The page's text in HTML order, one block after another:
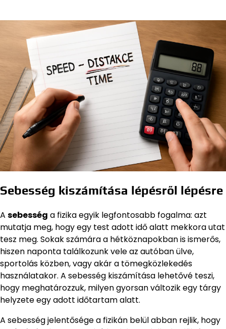
Sebesség kiszámítása lépésről lépésre
A sebesség a fizika egyik legfontosabb fogalma: azt
mutatja meg, hogy egy test adott idő alatt mekkora utat
tesz meg. Sokak számára a hétköznapokban is ismerős,
hiszen naponta találkozunk vele az autóban ülve,
sportolás közben, vagy akár a tömegközlekedés
használatakor. A sebesség kiszámítása lehetővé teszi,
hogy meghatározzuk, milyen gyorsan változik egy tárgy
helyzete egy adott időtartam alatt.
A sebesség jelentősége a fizikán belül abban rejlik, hogy